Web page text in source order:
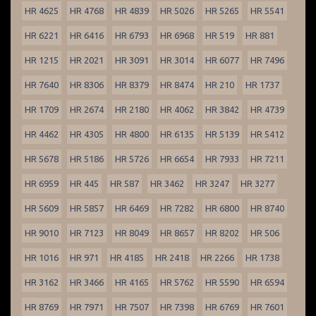
HR 4625 HR 4768 HR 4839 HR 5026 HR 5265 HR 5541
HR 6221 HR 6416 HR 6793 HR 6968 HR 519 HR 881
HR 1215 HR 2021 HR 3091 HR 3014 HR 6077 HR 7496
HR 7640 HR 8306 HR 8379 HR 8474 HR 210 HR 1737
HR 1709 HR 2674 HR 2180 HR 4062 HR 3842 HR 4739
HR 4462 HR 4305 HR 4800 HR 6135 HR 5139 HR 5412
HR 5678 HR 5186 HR 5726 HR 6654 HR 7933 HR 7211
HR 6959 HR 445 HR 587 HR 3462 HR 3247 HR 3277
HR 5609 HR 5857 HR 6469 HR 7282 HR 6800 HR 8740
HR 9010 HR 7123 HR 8049 HR 8657 HR 8202 HR 506
HR 1016 HR 971 HR 4185 HR 2418 HR 2266 HR 1738
HR 3162 HR 3466 HR 4165 HR 5762 HR 5590 HR 6594
HR 8769 HR 7971 HR 7507 HR 7398 HR 6769 HR 7601